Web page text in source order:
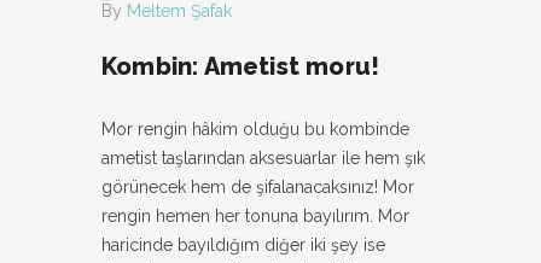
By Meltem Şafak
Kombin: Ametist moru!
Mor rengin hâkim olduğu bu kombinde
ametist taşlarından aksesuarlar ile hem şık
görünecek hem de şifalanacaksınız! Mor
rengin hemen her tonuna bayılırım. Mor
haricinde bayıldığım diğer iki şey ise